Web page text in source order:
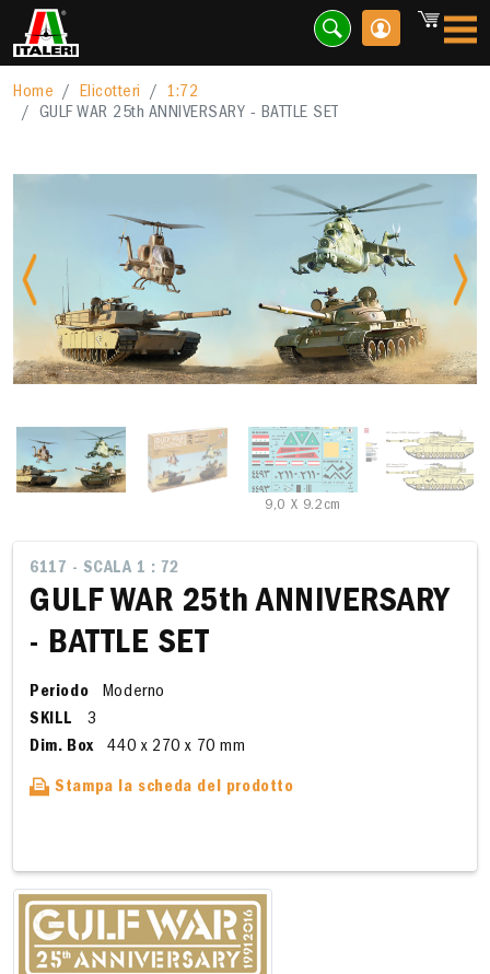
Home Elicotteri
1:72
GULF WAR 25th ANNIVERSARY - BATTLE SET
Previous
9,0 X 9.2cm
6117 - SCALA 1 : 72
GULF WAR 25th ANNIVERSARY
- BATTLE SET
Periodo
Moderno
SKILL
3
Dim. Box
440 x 270 x 70 mm
Stampa la scheda del prodotto